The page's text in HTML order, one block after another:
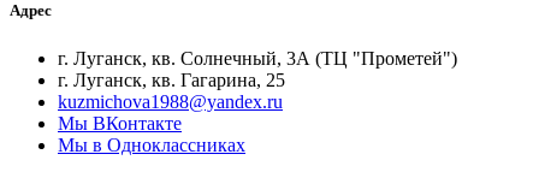
Адрес
г. Луганск, кв. Солнечный, 3А (ТЦ "Прометей")
г. Луганск, кв. Гагарина, 25
kuzmichova1988@yandex.ru
Мы ВКонтакте
Мы в Одноклассниках